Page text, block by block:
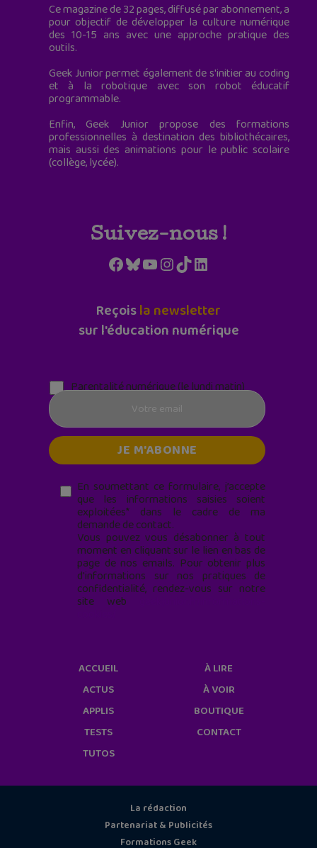
Ce magazine de 32 pages, diffusé par abonnement, a
pour objectif de développer la culture numérique
des 10-15 ans avec une approche pratique des
outils.
Geek Junior permet également de s'initier au coding
et à la robotique avec son robot éducatif
programmable.
Enfin, Geek Junior propose des formations
professionnelles à destination des bibliothécaires,
mais aussi des animations pour le public scolaire
(collège, lycée).
Suivez-nous !
Facebook
Bluesky
YouTube
Instagram
TikTokLinkedIn
Reçoisla newsletter
sur l'éducation numérique
Parentalité numérique (le lundi matin)
En soumettant ce formulaire, j’accepte
que les informations saisies soient
exploitées* dans le cadre de ma
demande de contact.
Vous pouvez vous désabonner à tout
moment en cliquant sur le lien en bas de
page de nos emails. Pour obtenir plus
d'informations sur nos pratiques de
confidentialité, rendez-vous sur notre
site web
ACCUEIL
ACTUS
APPLIS
TESTS
TUTOS
À LIRE
À VOIR
BOUTIQUE
CONTACT
La rédaction
Partenariat & Publicités
Formations Geek